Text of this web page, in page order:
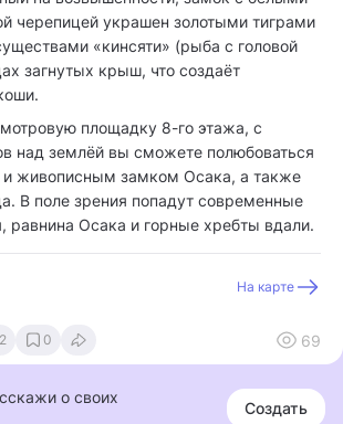
черепицей украшен золотыми тиграми
«кинсяти» (рыба с головой
загнутых крыш, что создаёт
площадку 8-го этажа, с
над землёй вы сможете полюбоваться
и живописным замком Осака, а также
В поле зрения попадут современные
равнина Осака и горные хребты вдали.
На карте
2 0 69
о своих
Создать